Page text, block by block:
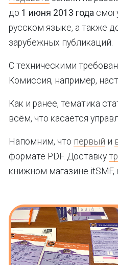
до 1 июня 2013 года
русском языке, а также
зарубежных публикаций.
С техническими
Комиссия, например,
Как и ранее, тематика
всём, что касается
Напомним, что первый и
формате PDF. Доставку
книжном магазине itSMF,